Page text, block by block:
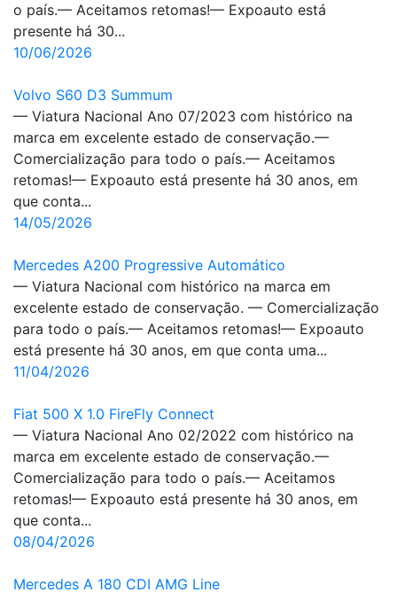
o país.— Aceitamos retomas!— Expoauto está
presente há 30...
10/06/2026
Volvo S60 D3 Summum
— Viatura Nacional Ano 07/2023 com histórico na
marca em excelente estado de conservação.—
Comercialização para todo o país.— Aceitamos
retomas!— Expoauto está presente há 30 anos, em
que conta...
14/05/2026
Mercedes A200 Progressive Automático
— Viatura Nacional com histórico na marca em
excelente estado de conservação. — Comercialização
para todo o país.— Aceitamos retomas!— Expoauto
está presente há 30 anos, em que conta uma...
11/04/2026
Fiat 500 X 1.0 FireFly Connect
— Viatura Nacional Ano 02/2022 com histórico na
marca em excelente estado de conservação.—
Comercialização para todo o país.— Aceitamos
retomas!— Expoauto está presente há 30 anos, em
que conta...
08/04/2026
Mercedes A 180 CDI AMG Line